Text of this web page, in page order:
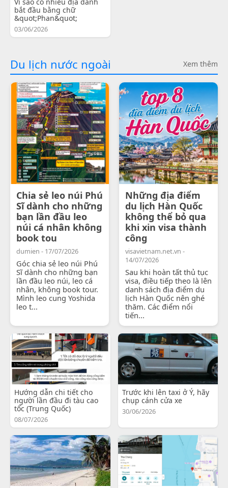
bắt đầu bằng chữ
&quot;Phan&quot;
03/06/2026
Du lịch nước ngoài Xem thêm
Chia sẻ leo núi Phú
Sĩ dành cho những
bạn lần đầu leo
núi cá nhân không
book tou
dumien - 17/07/2026
Góc chia sẻ leo núi Phú
Sĩ dành cho những bạn
lần đầu leo núi, leo cá
nhân, không book tour.
Mình leo cung Yoshida
leo t...
Những địa điểm
du lịch Hàn Quốc
không thể bỏ qua
khi xin visa thành
công
visavietnam.net.vn -
14/07/2026
Sau khi hoàn tất thủ tục
visa, điều tiếp theo là lên
danh sách địa điểm du
lịch Hàn Quốc nên ghé
thăm. Các điểm nổi
tiến...
Hướng dẫn chi tiết cho
người lần đầu đi tàu cao
tốc (Trung Quốc)
08/07/2026
Trước khi lên taxi ở Ý, hãy
chụp cánh cửa xe
30/06/2026